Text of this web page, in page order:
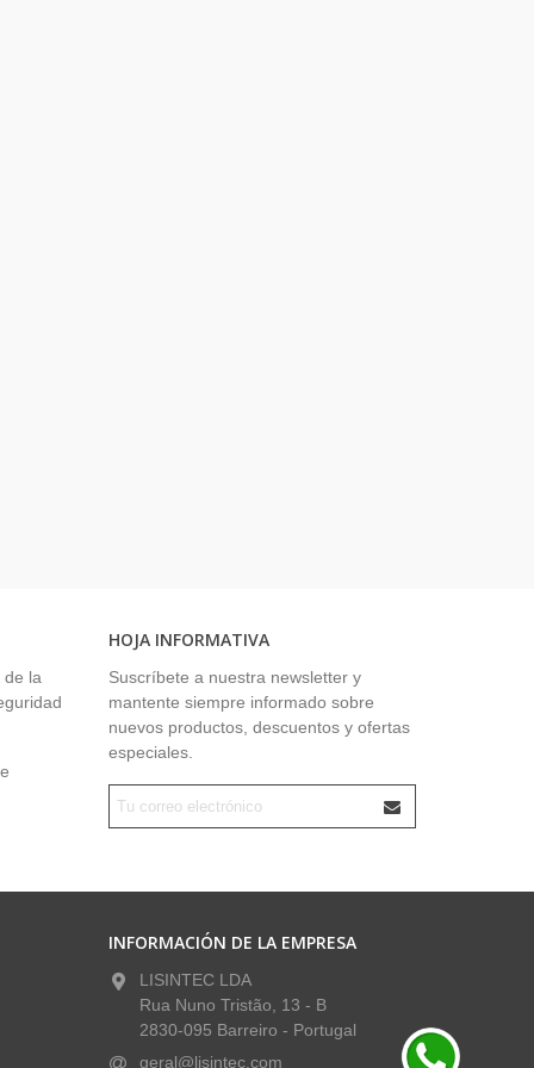
de la
HOJA INFORMATIVA
Suscríbete a nuestra newsletter y
mantente siempre informado sobre
nuevos productos, descuentos y ofertas
especiales.
INFORMACIÓN DE LA EMPRESA
LISINTEC LDA
Rua Nuno Tristão, 13 - B
2830-095 Barreiro - Portugal
geral@lisintec.com